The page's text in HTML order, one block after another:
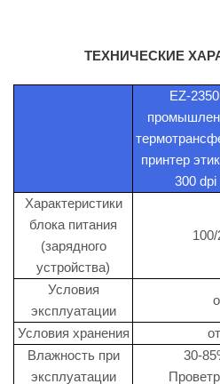
ТЕХНИЧЕСКИЕ
EZ-
принтер
300 dpi
Характеристики
блока питания
(зарядного
устройства)
Условия
эксплуатации
Условия хранения
Влажность при
эксплуатации
30-